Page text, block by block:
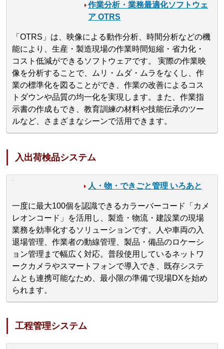
作業分析・業務最適化ソフトウェ
ア OTRS
「OTRS」は、映像による動作分析、時間分析などの機
能により、生産・製造現場の作業時間短縮・省力化・
コスト低減ができるソフトウェアです。 実際の作業映
像を分析することで、ムリ・ムダ・ムラをなくし、作
業の標準化を図ることができ、作業の改善によるコス
トダウンや品質の均一化を実現します。また、作業指
示書の作成もでき、教育訓練の材料や技能伝承のツー
ルなど、さまざまなシーンで活用できます。
入出荷検品システム
人・物・できごと管理 いろあと
一度に最大100個を認識できるカラーバーコード「カメ
レオンコード」を活用し、製造・物流・建設業の現場
業務を効率化するソリューションです。人や車両の入
退場管理、作業者の動線管理、製品・備品のロケーシ
ョン管理まで幅広く対応。普段使用しているネットワ
ークカメラやスマートフォンで導入でき、既存システ
ムとも連携可能なため、最小限の準備で現場DXを始め
られます。
工程管理システム